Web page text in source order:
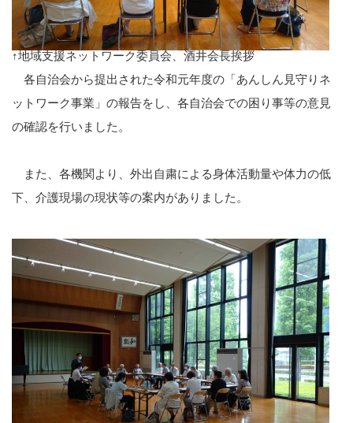
↑地域支援ネットワーク委員会、酒井会長挨拶
各自治会から提出された令和元年度の「あんしん見守りネ
ットワーク事業」の報告をし、各自治会での困り事等の意見
の確認を行いました。
また、各機関より、外出自粛による身体活動量や体力の低
下、介護現場の現状等の案内がありました。